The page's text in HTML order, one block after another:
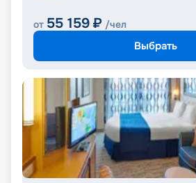
от 55 159 ₽ /чел
Выбрать